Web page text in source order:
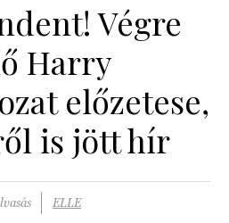
Végre
Harry
előzetese,
is jött hír
ELLE